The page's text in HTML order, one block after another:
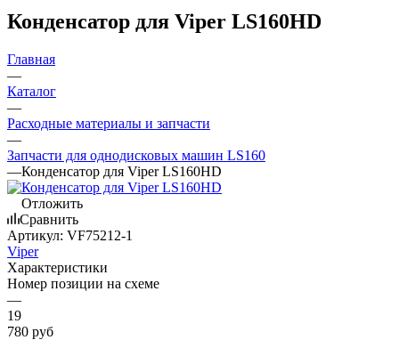
Конденсатор для Viper LS160HD
Главная
—
Каталог
—
Расходные материалы и запчасти
—
Запчасти для однодисковых машин LS160
—Конденсатор для Viper LS160HD
Отложить
Сравнить
Артикул: VF75212-1
Viper
Характеристики
Номер позиции на схеме
—
19
780 руб